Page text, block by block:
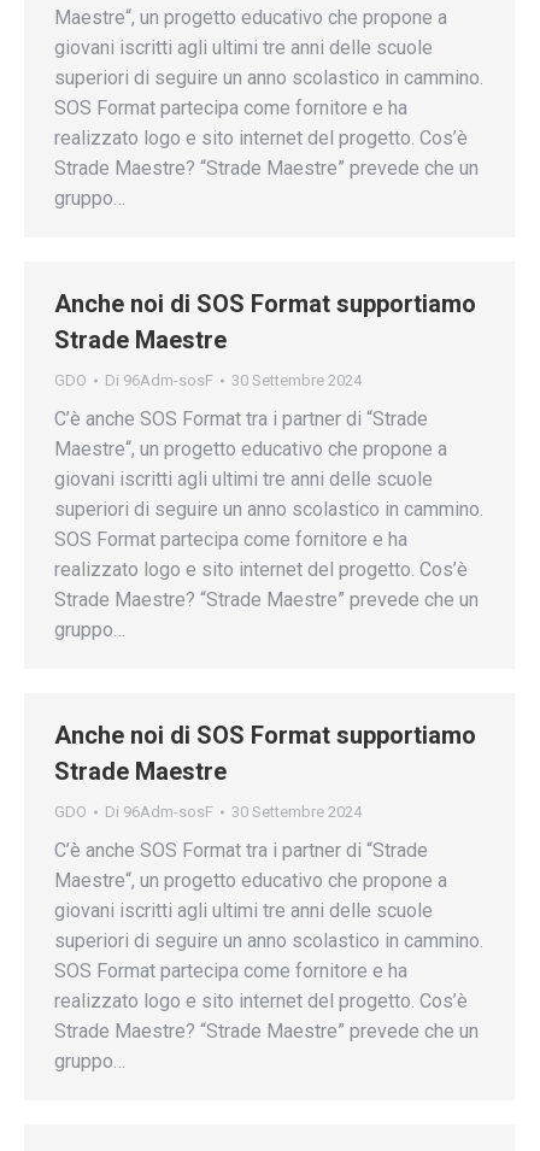
Maestre“, un progetto educativo che propone a
giovani iscritti agli ultimi tre anni delle scuole
superiori di seguire un anno scolastico in cammino.
SOS Format partecipa come fornitore e ha
realizzato logo e sito internet del progetto. Cos’è
Strade Maestre? “Strade Maestre” prevede che un
gruppo…
Anche noi di SOS Format supportiamo
Strade Maestre
GDO Di 96Adm-sosF 30 Settembre 2024
C’è anche SOS Format tra i partner di “Strade
Maestre“, un progetto educativo che propone a
giovani iscritti agli ultimi tre anni delle scuole
superiori di seguire un anno scolastico in cammino.
SOS Format partecipa come fornitore e ha
realizzato logo e sito internet del progetto. Cos’è
Strade Maestre? “Strade Maestre” prevede che un
gruppo…
Anche noi di SOS Format supportiamo
Strade Maestre
GDO Di 96Adm-sosF 30 Settembre 2024
C’è anche SOS Format tra i partner di “Strade
Maestre“, un progetto educativo che propone a
giovani iscritti agli ultimi tre anni delle scuole
superiori di seguire un anno scolastico in cammino.
SOS Format partecipa come fornitore e ha
realizzato logo e sito internet del progetto. Cos’è
Strade Maestre? “Strade Maestre” prevede che un
gruppo…